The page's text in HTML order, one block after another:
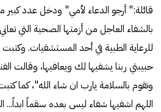
قائلة:" أرجو الدعاء لأمي" ودخل عدد كبير
بالشفاء العاجل من أزمتها الصحية التي
للرعاية الطبية في أحد المستشفيات. وكتبت
حبيبتي ربنا يشفيها لك ويعافيها، وقالت
وتقوم بالسلامة يارب ان شاء الله"، كما
اللهم اشفيها شفاء ليس بعده سقماً ابداً...